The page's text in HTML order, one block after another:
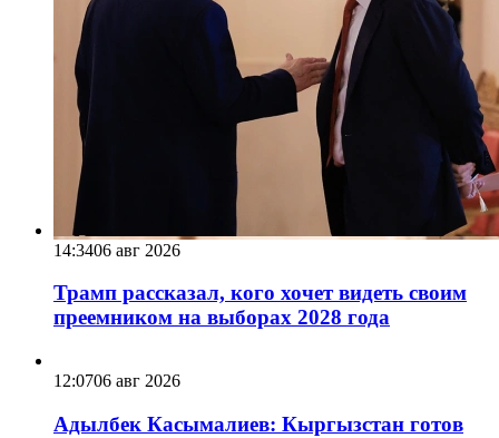
14:3406 авг 2026
Трамп рассказал, кого хочет видеть своим
преемником на выборах 2028 года
12:0706 авг 2026
Адылбек Касымалиев: Кыргызстан готов